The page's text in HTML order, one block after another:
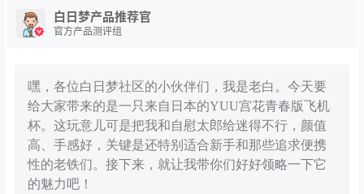
白日梦产品推荐官
官方产品测评组
嘿，各位白日梦社区的小伙伴们，我是老白。今天要
给大家带来的是一只来自日本的YUU宫花青春版飞机
杯。这玩意儿可是把我和自慰太郎给迷得不行，颜值
高、手感好，关键是还特别适合新手和那些追求便携
性的老铁们。接下来，就让我带你们好好领略一下它
的魅力吧！